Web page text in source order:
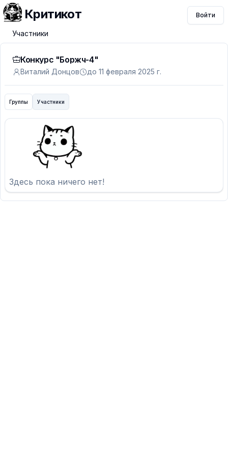
Критикот Войти
Участники
Конкурс "Боржч-4"
Виталий Донцов до 11 февраля 2025 г.
Группы Участники
Здесь пока ничего нет!